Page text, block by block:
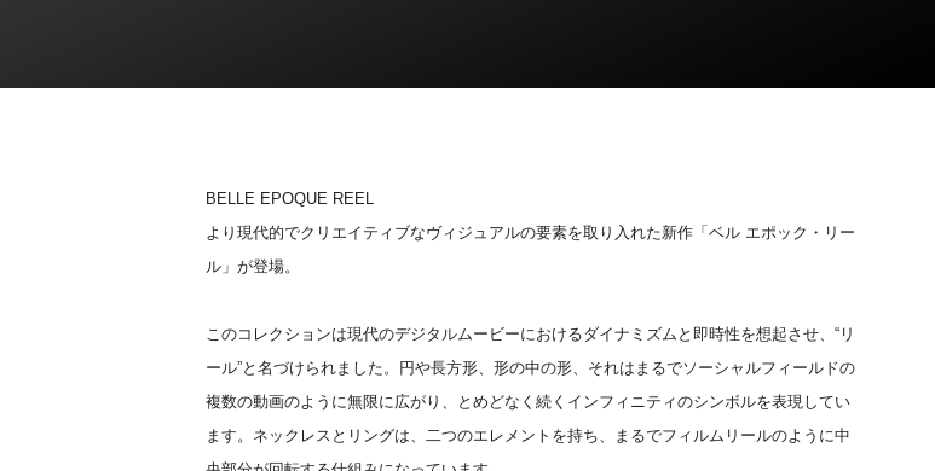
BELLE EPOQUE REEL
より現代的でクリエイティブなヴィジュアルの要素を取り入れた新作「ベル エポック・リー
ル」が登場。
このコレクションは現代のデジタルムービーにおけるダイナミズムと即時性を想起させ、“リ
ール”と名づけられました。円や長方形、形の中の形、それはまるでソーシャルフィールドの
複数の動画のように無限に広がり、とめどなく続くインフィニティのシンボルを表現してい
ます。ネックレスとリングは、二つのエレメントを持ち、まるでフィルムリールのように中